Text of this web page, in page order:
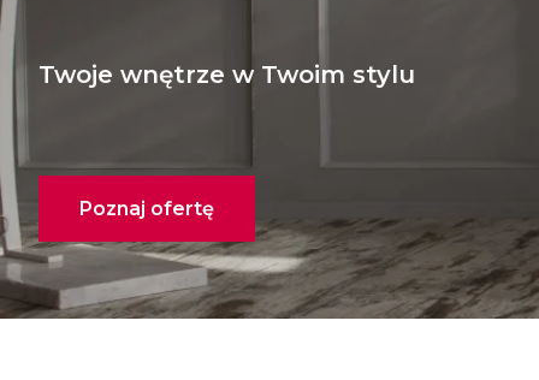
Twoje wnętrze w Twoim stylu
Poznaj ofertę